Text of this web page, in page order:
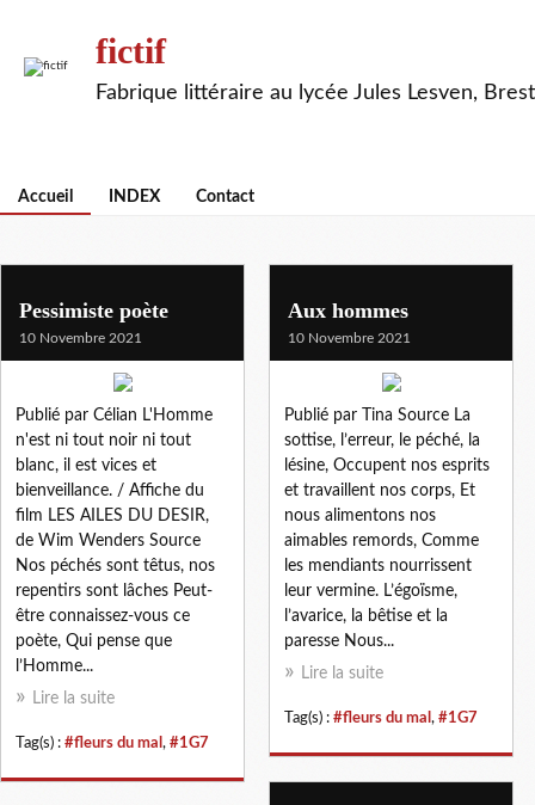
fictif
Fabrique littéraire au lycée Jules Lesven, Brest
Accueil INDEX Contact
Pessimiste poète
10 Novembre 2021
Publié par Célian L'Homme
n'est ni tout noir ni tout
blanc, il est vices et
bienveillance. / Affiche du
film LES AILES DU DESIR,
de Wim Wenders Source
Nos péchés sont têtus, nos
repentirs sont lâches Peut-
être connaissez-vous ce
poète, Qui pense que
l’Homme...
Lire la suite
Tag(s) : #fleurs du mal , #1G7
Aux hommes
10 Novembre 2021
Publié par Tina Source La
sottise, l’erreur, le péché, la
lésine, Occupent nos esprits
et travaillent nos corps, Et
nous alimentons nos
aimables remords, Comme
les mendiants nourrissent
leur vermine. L’égoïsme,
l’avarice, la bêtise et la
paresse Nous...
Lire la suite
Tag(s) : #fleurs du mal , #1G7